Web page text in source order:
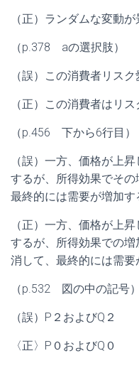
（正）ランダムな変動
（p.378 aの選択肢）
（誤）この消費者リスク
（正）この消費者はリス
（p.456 下から6行目）
（誤）一方、価格が上
するが、所得効果でその
最終的には需要が増加す
（正）一方、価格が上
するが、所得効果での
消して、最終的には需要
（p.532 図の中の記号）
（誤）P２およびQ２
〈正〉P０およびQ０